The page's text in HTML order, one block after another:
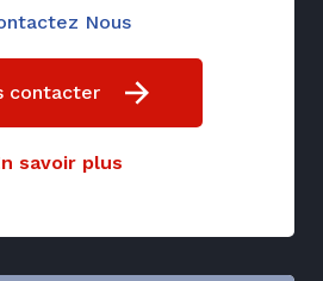
Nous
contacter
savoir plus